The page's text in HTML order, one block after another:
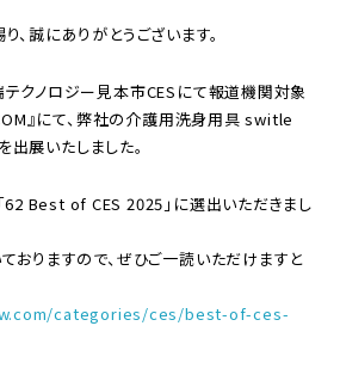
誠にありがとうございます。
クノロジー見本市CESにて報道機関対象
』にて、弊社の介護用洗身用具 switle
出展いたしました。
62 Best of CES 2025」に選出いただきまし
おりますので、ぜひご一読いただけますと
categories/ces/best-of-ces-